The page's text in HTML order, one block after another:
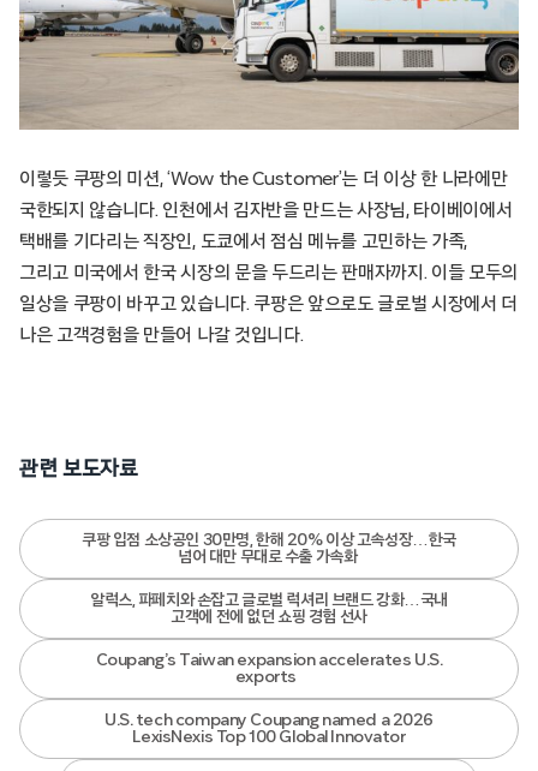
이렇듯 쿠팡의 미션, ‘Wow the Customer’는 더 이상 한 나라에만
국한되지 않습니다. 인천에서 김자반을 만드는 사장님, 타이베이에서
택배를 기다리는 직장인, 도쿄에서 점심 메뉴를 고민하는 가족,
그리고 미국에서 한국 시장의 문을 두드리는 판매자까지. 이들 모두의
일상을 쿠팡이 바꾸고 있습니다. 쿠팡은 앞으로도 글로벌 시장에서 더
나은 고객경험을 만들어 나갈 것입니다.
관련 보도자료
쿠팡 입점 소상공인 30만명, 한해 20% 이상 고속성장…한국
넘어 대만 무대로 수출 가속화
알럭스, 파페치와 손잡고 글로벌 럭셔리 브랜드 강화…국내
고객에 전에 없던 쇼핑 경험 선사
Coupang’s Taiwan expansion accelerates U.S.
exports
U.S. tech company Coupang named a 2026
LexisNexis Top 100 Global Innovator